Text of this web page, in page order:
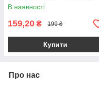
Arms
В наявності
159,20 ₴ 199 ₴
Купити
Про нас